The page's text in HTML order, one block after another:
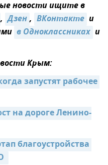
новости ищите в
, Дзен, ВКонтакте и
в Одноклассниках и
Крым:
запустят рабочее
на дороге Ленино-
благоустройства